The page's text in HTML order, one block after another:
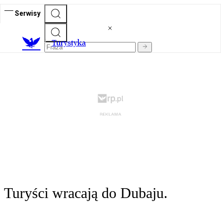
Serwisy
Turystyka
Turyści wracają do Dubaju.